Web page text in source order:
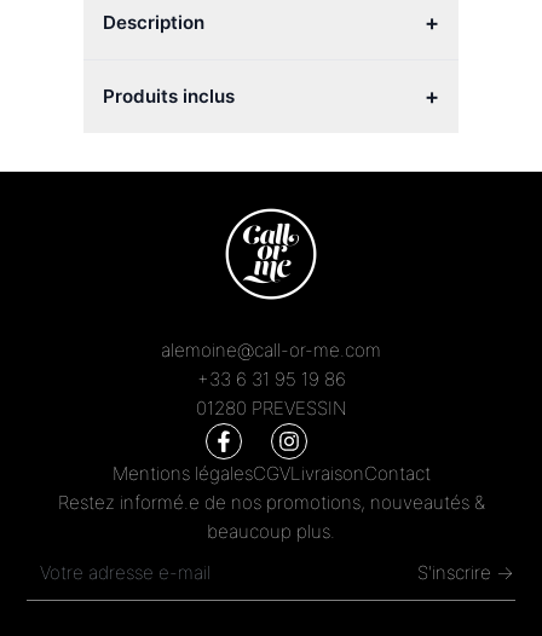
Description +
Produits inclus +
alemoine@call-or-me.com
+33 6 31 95 19 86
01280 PREVESSIN
Mentions légalesCGVLivraisonContact
Restez informé.e de nos promotions, nouveautés &
beaucoup plus.
S'inscrire →